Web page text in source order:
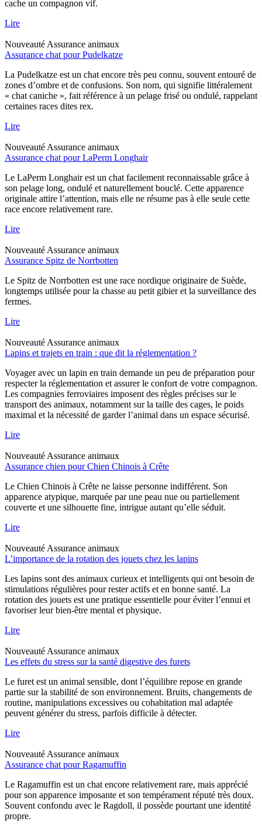
cache un compagnon vif.
Lire
Nouveauté Assurance animaux
Assurance chat pour Pudelkatze
La Pudelkatze est un chat encore très peu connu, souvent entouré de
zones d’ombre et de confusions. Son nom, qui signifie littéralement
« chat caniche », fait référence à un pelage frisé ou ondulé, rappelant
certaines races dites rex.
Lire
Nouveauté Assurance animaux
Assurance chat pour LaPerm Longhair
Le LaPerm Longhair est un chat facilement reconnaissable grâce à
son pelage long, ondulé et naturellement bouclé. Cette apparence
originale attire l’attention, mais elle ne résume pas à elle seule cette
race encore relativement rare.
Lire
Nouveauté Assurance animaux
Assurance Spitz de Norrbotten
Le Spitz de Norrbotten est une race nordique originaire de Suède,
longtemps utilisée pour la chasse au petit gibier et la surveillance des
fermes.
Lire
Nouveauté Assurance animaux
Lapins et trajets en train : que dit la réglementation ?
Voyager avec un lapin en train demande un peu de préparation pour
respecter la réglementation et assurer le confort de votre compagnon.
Les compagnies ferroviaires imposent des règles précises sur le
transport des animaux, notamment sur la taille des cages, le poids
maximal et la nécessité de garder l’animal dans un espace sécurisé.
Lire
Nouveauté Assurance animaux
Assurance chien pour Chien Chinois à Crête
Le Chien Chinois à Crête ne laisse personne indifférent. Son
apparence atypique, marquée par une peau nue ou partiellement
couverte et une silhouette fine, intrigue autant qu’elle séduit.
Lire
Nouveauté Assurance animaux
L’importance de la rotation des jouets chez les lapins
Les lapins sont des animaux curieux et intelligents qui ont besoin de
stimulations régulières pour rester actifs et en bonne santé. La
rotation des jouets est une pratique essentielle pour éviter l’ennui et
favoriser leur bien-être mental et physique.
Lire
Nouveauté Assurance animaux
Les effets du stress sur la santé digestive des furets
Le furet est un animal sensible, dont l’équilibre repose en grande
partie sur la stabilité de son environnement. Bruits, changements de
routine, manipulations excessives ou cohabitation mal adaptée
peuvent générer du stress, parfois difficile à détecter.
Lire
Nouveauté Assurance animaux
Assurance chat pour Ragamuffin
Le Ragamuffin est un chat encore relativement rare, mais apprécié
pour son apparence imposante et son tempérament réputé très doux.
Souvent confondu avec le Ragdoll, il possède pourtant une identité
propre.